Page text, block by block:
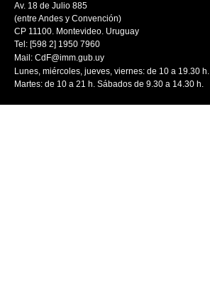
Av. 18 de Julio 885
(entre Andes y Convención)
CP 11100. Montevideo. Uruguay
Tel: [598 2] 1950 7960
Mail: CdF@imm.gub.uy
Lunes, miércoles, jueves, viernes: de 10 a 19.30 h.
Martes: de 10 a 21 h. Sábados de 9.30 a 14.30 h.